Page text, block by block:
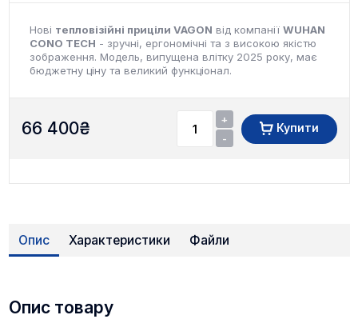
Нові тепловізійні приціли VAGON від компанії WUHAN
CONO TECH - зручні, ергономічні та з високою якістю
зображення. Модель, випущена влітку 2025 року, має
бюджетну ціну та великий функціонал.
66 400₴
+
-
Купити
Опис Характеристики Файли
Опис товару